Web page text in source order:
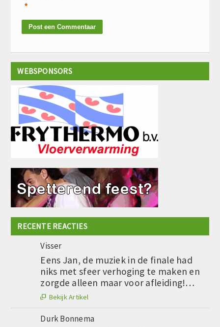
*
WEBSPONSORS
RECENTE REACTIES
Visser
Eens Jan, de muziek in de finale had
niks met sfeer verhoging te maken en
zorgde alleen maar voor afleiding!…
 Bekijk Artikel
Durk Bonnema